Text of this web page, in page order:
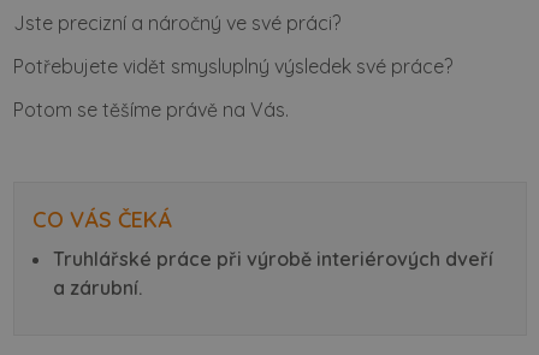
Jste precizní a náročný ve své práci?
Potřebujete vidět smysluplný výsledek své práce?
Potom se těšíme právě na Vás.
CO VÁS ČEKÁ
Truhlářské práce při výrobě interiérových dveří
a zárubní.